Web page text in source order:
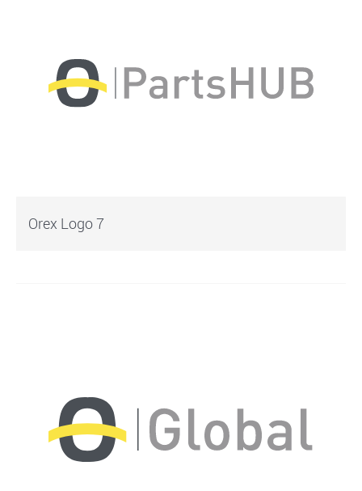
Orex Logo 7